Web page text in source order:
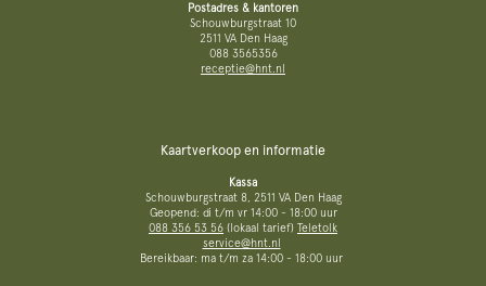
Postadres & kantoren
Schouwburgstraat 10
2511 VA Den Haag
088 3565356
receptie@hnt.nl
Kaartverkoop en informatie
Kassa
Schouwburgstraat 8, 2511 VA Den Haag
Geopend: di t/m vr 14:00 - 18:00 uur
088 356 53 56 (lokaal tarief) Teletolk
service@hnt.nl
Bereikbaar: ma t/m za 14:00 - 18:00 uur